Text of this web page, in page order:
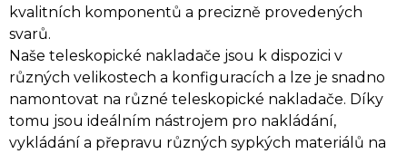
kvalitních komponentů a precizně provedených
svarů.
Naše teleskopické nakladače jsou k dispozici v
různých velikostech a konfiguracích a lze je snadno
namontovat na různé teleskopické nakladače. Díky
tomu jsou ideálním nástrojem pro nakládání,
vykládání a přepravu různých sypkých materiálů na